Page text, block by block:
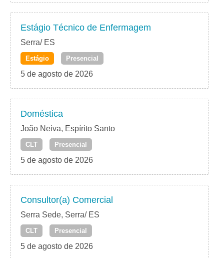
Estágio Técnico de Enfermagem
Serra/ ES
Estágio Presencial
5 de agosto de 2026
Doméstica
João Neiva, Espírito Santo
CLT Presencial
5 de agosto de 2026
Consultor(a) Comercial
Serra Sede, Serra/ ES
CLT Presencial
5 de agosto de 2026